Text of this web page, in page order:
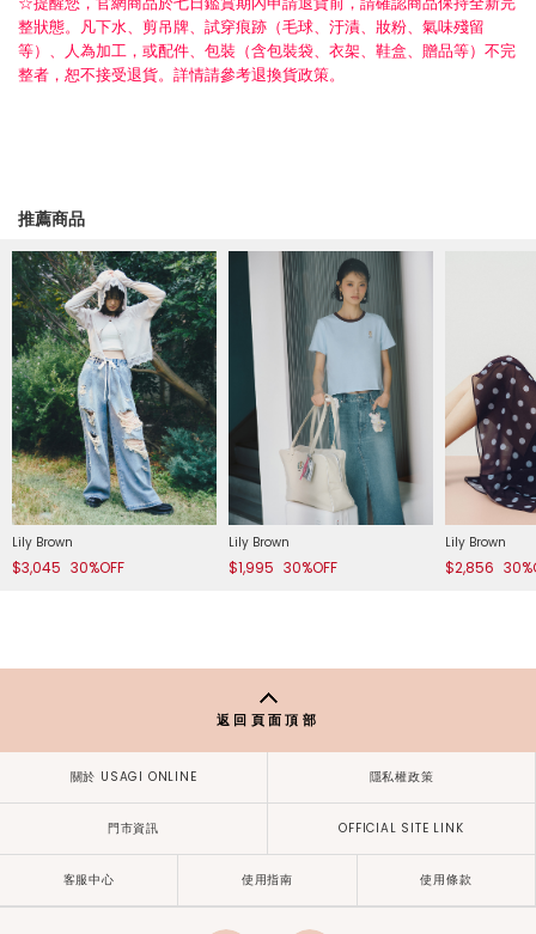
整狀態。凡下水、剪吊牌、試穿痕跡（毛球、汙漬、妝粉、氣味殘留
等）、人為加工，或配件、包裝（含包裝袋、衣架、鞋盒、贈品等）不完
整者，恕不接受退貨。詳情請參考退換貨政策。
推薦商品
Lily Brown
$3,045 30%OFF
Lily Brown
$1,995 30%OFF
Lily Brown
$2,856
返回頁面頂部
關於 USAGI ONLINE 隱私權政策
門市資訊 OFFICIAL SITE LINK
客服中心 使用指南 使用條款